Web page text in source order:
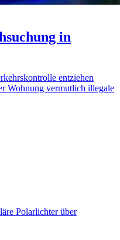
in
entziehen
Wohnung vermutlich illegale
Polarlichter über